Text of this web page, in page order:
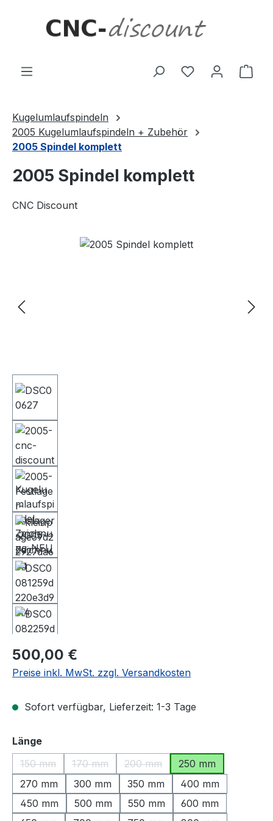
Kugelumlaufspindeln
2005 Kugelumlaufspindeln + Zubehör
2005 Spindel komplett
2005 Spindel komplett
CNC Discount
Bildergalerie überspringen
Regulärer Preis:
500,00 €
Preise inkl. MwSt. zzgl. Versandkosten
Sofort verfügbar, Lieferzeit: 1-3 Tage
Längeauswählen
150 mm
(Diese Option ist zurzeit nicht verfügbar.)
170 mm
(Diese Option ist zurzeit nicht verfügbar.)
200 mm
(Diese Option ist zurzeit nicht
250 mm
270 mm
300 mm 350 mm
400 mm
450 mm
500 mm 550 mm
600 mm